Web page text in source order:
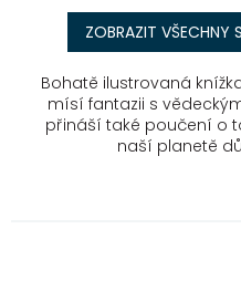
ZOBRAZIT VŠECHNY
Bohatě ilustrovaná
mísí fantazii s
přináší také poučení o
naší planetě